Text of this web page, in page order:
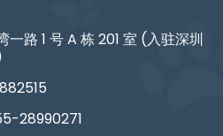
路 1 号 A 栋 201 室 (入驻深圳
28990271